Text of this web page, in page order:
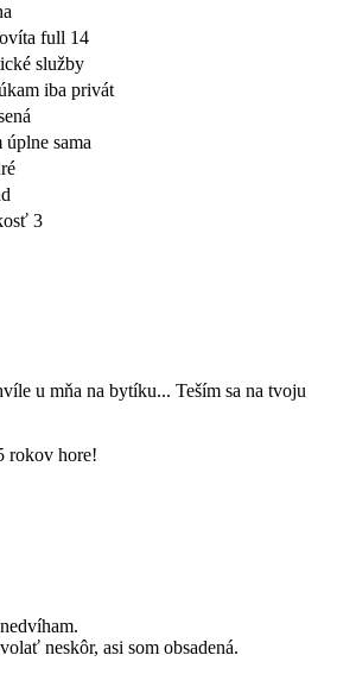
full 14
služby
iba privát
úplne sama
3
u mňa na bytíku... Teším sa na tvoju
rokov hore!
neskôr, asi som obsadená.